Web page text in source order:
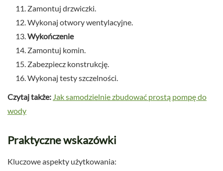
Zamontuj drzwiczki.
Wykonaj otwory wentylacyjne.
Wykończenie
Zamontuj komin.
Zabezpiecz konstrukcję.
Wykonaj testy szczelności.
Czytaj także: Jak samodzielnie zbudować prostą pompę do
wody
Praktyczne wskazówki
Kluczowe aspekty użytkowania: